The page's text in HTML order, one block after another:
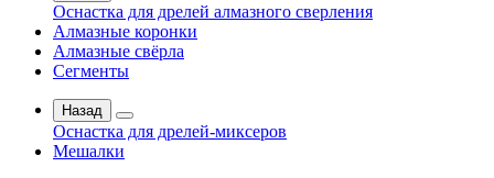
Оснастка для дрелей алмазного сверления
Алмазные коронки
Алмазные свёрла
Сегменты
Назад
Оснастка для дрелей-миксеров
Мешалки